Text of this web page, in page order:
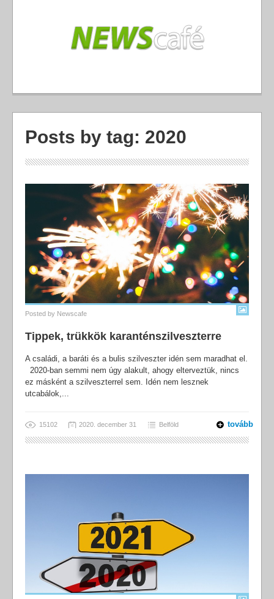
Posts by tag: 2020
Posted by Newscafe
Tippek, trükkök karanténszilveszterre
A családi, a baráti és a bulis szilveszter idén sem maradhat el.
2020-ban semmi nem úgy alakult, ahogy elterveztük, nincs
ez másként a szilveszterrel sem. Idén nem lesznek
utcabálok,...
15102 2020. december 31 Belföld tovább